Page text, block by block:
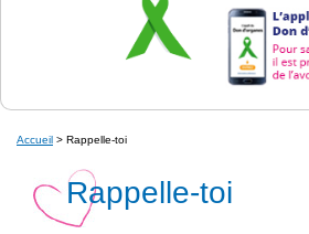
Accueil > Rappelle-toi
Rappelle-toi